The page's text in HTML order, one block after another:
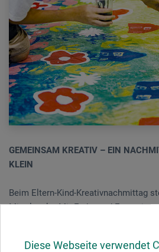
Diese Webseite verwendet
GEMEINSAM KREATIV – EIN
KLEIN
Beim Eltern-Kind-Kreativnachmittag
Mittelpunkt. Mit Farbe und Fantasie